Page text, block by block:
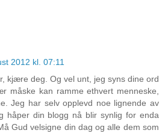
2012 kl. 07:11
kjære deg. Og vel unt, jeg syns dine ord
måske kan ramme ethvert menneske,
Jeg har selv opplevd noe lignende av
håper din blogg nå blir synlig for enda
Gud velsigne din dag og alle dem som